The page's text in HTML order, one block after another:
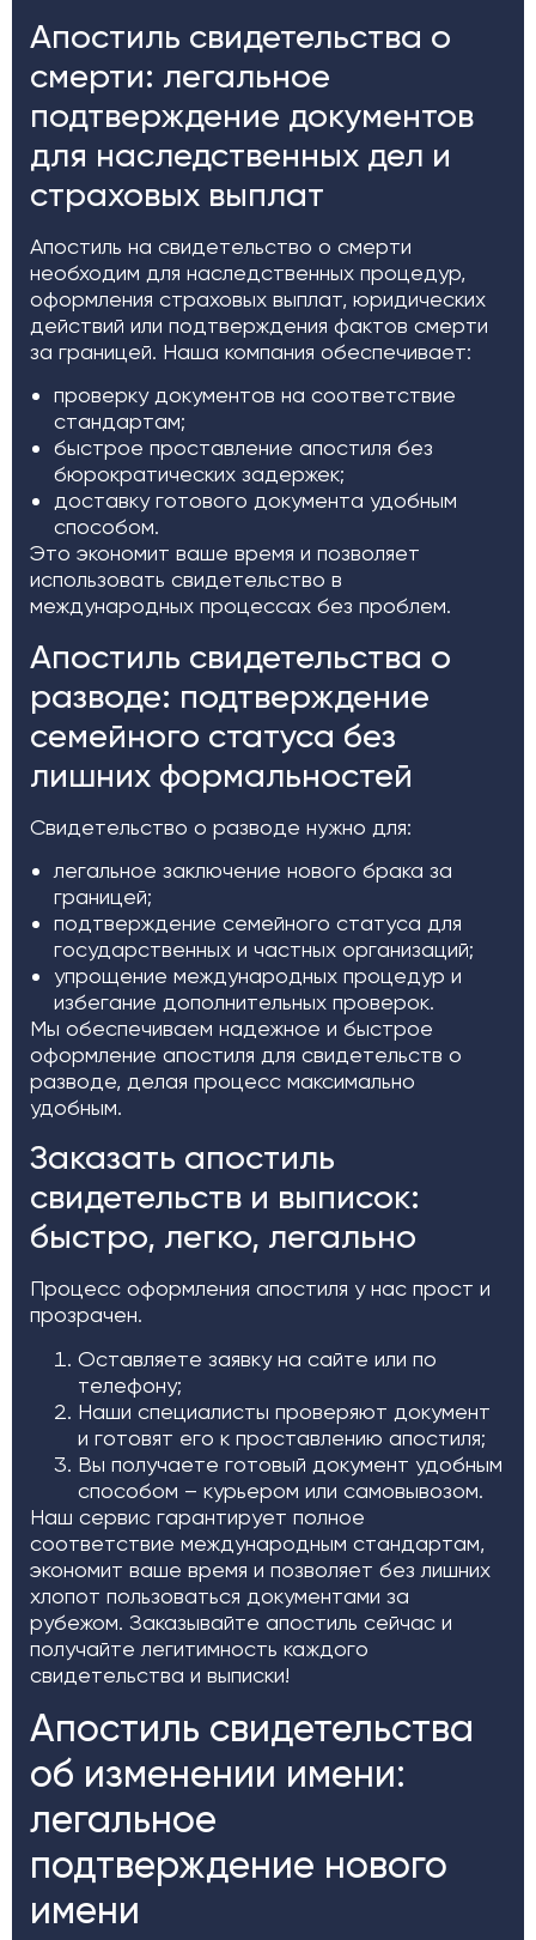
Апостиль свидетельства о
смерти: легальное
подтверждение документов
для наследственных дел и
страховых выплат
Апостиль на свидетельство о смерти
необходим для наследственных процедур,
оформления страховых выплат, юридических
действий или подтверждения фактов смерти
за границей. Наша компания обеспечивает:
проверку документов на соответствие
стандартам;
быстрое проставление апостиля без
бюрократических задержек;
доставку готового документа удобным
способом.
Это экономит ваше время и позволяет
использовать свидетельство в
международных процессах без проблем.
Апостиль свидетельства о
разводе: подтверждение
семейного статуса без
лишних формальностей
Свидетельство о разводе нужно для:
легальное заключение нового брака за
границей;
подтверждение семейного статуса для
государственных и частных организаций;
упрощение международных процедур и
избегание дополнительных проверок.
Мы обеспечиваем надежное и быстрое
оформление апостиля для свидетельств о
разводе, делая процесс максимально
удобным.
Заказать апостиль
свидетельств и выписок:
быстро, легко, легально
Процесс оформления апостиля у нас прост и
прозрачен.
Оставляете заявку на сайте или по
телефону;
Наши специалисты проверяют документ
и готовят его к проставлению апостиля;
Вы получаете готовый документ удобным
способом – курьером или самовывозом.
Наш сервис гарантирует полное
соответствие международным стандартам,
экономит ваше время и позволяет без лишних
хлопот пользоваться документами за
рубежом. Заказывайте апостиль сейчас и
получайте легитимность каждого
свидетельства и выписки!
Апостиль свидетельства
об изменении имени:
легальное
подтверждение нового
имени